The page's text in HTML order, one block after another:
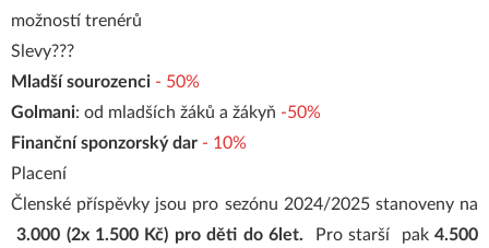
možností trenérů
Slevy???
Mladší sourozenci - 50%
Golmani: od mladších žáků a žákyň -50%
Finanční sponzorský dar - 10%
Placení
Členské příspěvky jsou pro sezónu 2024/2025 stanoveny na
3.000 (2x 1.500 Kč) pro děti do 6let.
Pro starší pak4.500